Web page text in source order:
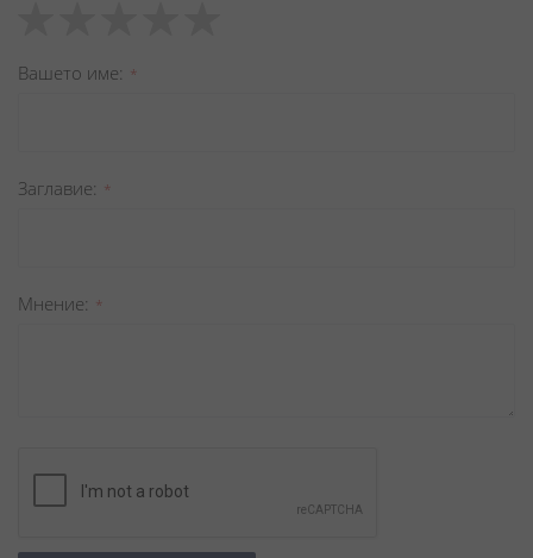
star
stars
stars
stars
stars
Вашето име
Заглавиe
Мнение